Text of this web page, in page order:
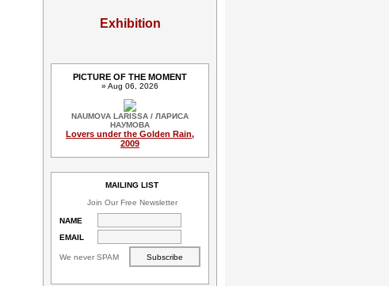
Exhibition
PICTURE OF THE MOMENT
» Aug 06, 2026
NAUMOVA LARISSA / ЛАРИСА
НАУМОВА
Lovers under the Golden Rain,
2009
MAILING LIST
Join Our Free Newsletter
NAME
EMAIL
We never SPAM